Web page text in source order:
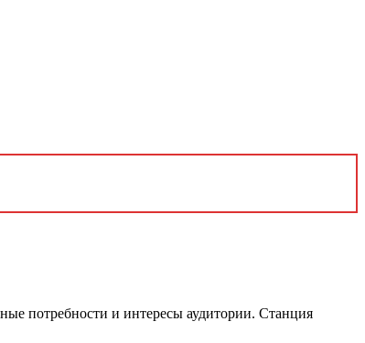
потребности и интересы аудитории. Станция